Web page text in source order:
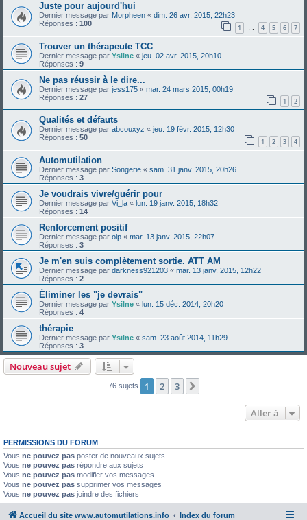
Juste pour aujourd'hui
Dernier message par Morpheen « dim. 26 avr. 2015, 22h23
Réponses : 100 1 … 4 5 6 7
Trouver un thérapeute TCC
Dernier message par Ysilne « jeu. 02 avr. 2015, 20h10
Réponses : 9
Ne pas réussir à le dire...
Dernier message par jess175 « mar. 24 mars 2015, 00h19
Réponses : 27 1 2
Qualités et défauts
Dernier message par abcouxyz « jeu. 19 févr. 2015, 12h30
Réponses : 50 1 2 3 4
Automutilation
Dernier message par Songerie « sam. 31 janv. 2015, 20h26
Réponses : 3
Je voudrais vivre/guérir pour
Dernier message par Vi_la « lun. 19 janv. 2015, 18h32
Réponses : 14
Renforcement positif
Dernier message par olp « mar. 13 janv. 2015, 22h07
Réponses : 3
Je m'en suis complètement sortie. ATT AM
Dernier message par darkness921203 « mar. 13 janv. 2015, 12h22
Réponses : 2
Éliminer les "je devrais"
Dernier message par Ysilne « lun. 15 déc. 2014, 20h20
Réponses : 4
thérapie
Dernier message par Ysilne « sam. 23 août 2014, 11h29
Réponses : 3
Nouveau sujet
76 sujets 1 2 3
Aller à
PERMISSIONS DU FORUM
Vous ne pouvez pas poster de nouveaux sujets
Vous ne pouvez pas répondre aux sujets
Vous ne pouvez pas modifier vos messages
Vous ne pouvez pas supprimer vos messages
Vous ne pouvez pas joindre des fichiers
Accueil du site www.automutilations.info Index du forum